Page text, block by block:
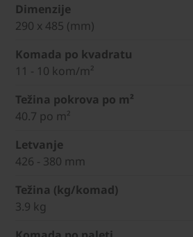
Dimenzije
290 x 485 (mm)
Komada po kvadratu
11 - 10 kom/m²
Težina pokrova po m²
40.7 po m²
Letvanje
426 - 380 mm
Težina (kg/komad)
3.9 kg